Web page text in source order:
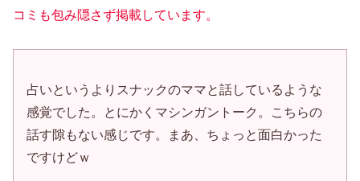
コミも包み隠さず掲載しています。
占いというよりスナックのママと話しているような
感覚でした。とにかくマシンガントーク。こちらの
話す隙もない感じです。まあ、ちょっと面白かった
ですけどｗ